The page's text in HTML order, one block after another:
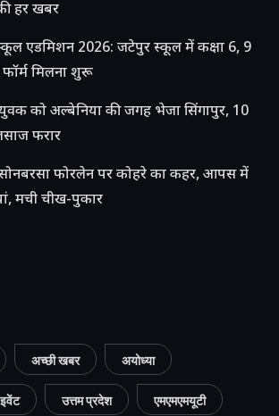
हर खबर
एडमिशन 2026: जटेपुर स्कूल में कक्षा 6, 9
मिलना शुरू
को अल्बेनिया की जगह भेजा सिंगापुर, 10
फरार
फोरलेन पर कोहरे का कहर, आपस में
मची चीख-पुकार
अच्छी खबर अयोध्या
इवेंट उत्तम प्रदेश एमएमएमयूटी